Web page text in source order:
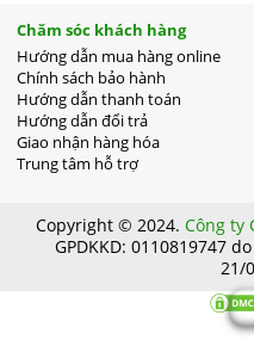
Chăm sóc khách hàng
Hướng dẫn mua hàng online
Chính sách bảo hành
Hướng dẫn thanh toán
Hướng dẫn đổi trả
Giao nhận hàng hóa
Trung tâm hỗ trợ
Copyright © 2024. Công ty
GPDKKD: 0110819747
21/